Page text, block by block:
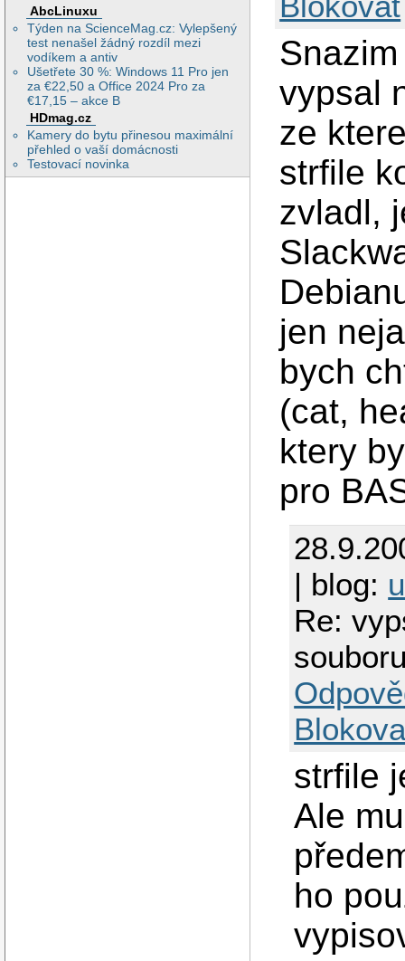
AbcLinuxu
Týden na ScienceMag.cz: Vylepšený
test nenašel žádný rozdíl mezi
vodíkem a antiv
Ušetřete 30 %: Windows 11 Pro jen
za €22,50 a Office 2024 Pro za
€17,15 – akce B
HDmag.cz
Kamery do bytu přinesou maximální
přehled o vaší domácnosti
Testovací novinka
vypsal
ze
strfile
zvladl,
jen
bych
(cat,
ktery
pro
| blog:
Re:
strfile
Ale
ho